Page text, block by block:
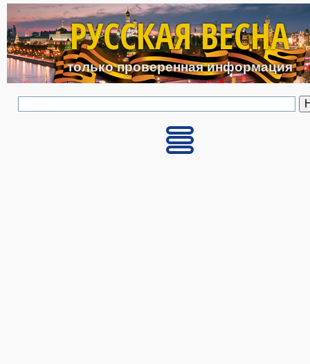
Перейти к основному
РУССКАЯ ВЕСНА
только проверенная информация